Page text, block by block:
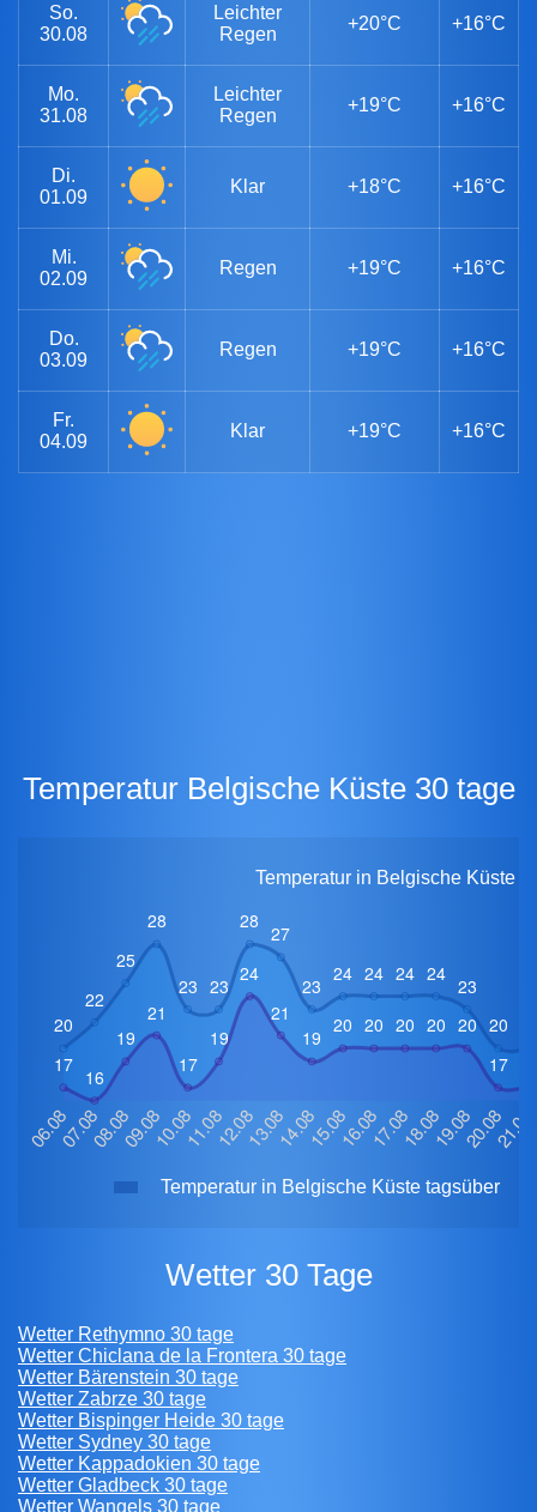
So.
30.08
Leichter
Regen
+20°C +16°C
Mo.
31.08
Leichter
Regen
+19°C +16°C
Di.
01.09
Klar +18°C +16°C
Mi.
02.09
Regen +19°C +16°C
Do.
03.09
Regen +19°C +16°C
Fr.
04.09
Klar +19°C +16°C
Temperatur Belgische Küste 30 tage
Temperatur in Belgische Küste
Temperatur in Belgische Küste tagsüber
Wetter 30 Tage
Wetter Rethymno 30 tage
Wetter Chiclana de la Frontera 30 tage
Wetter Bärenstein 30 tage
Wetter Zabrze 30 tage
Wetter Bispinger Heide 30 tage
Wetter Sydney 30 tage
Wetter Kappadokien 30 tage
Wetter Gladbeck 30 tage
Wetter Wangels 30 tage